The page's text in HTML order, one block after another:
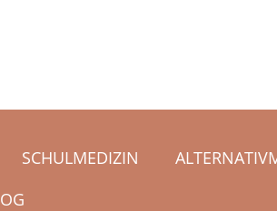
SCHULMEDIZIN